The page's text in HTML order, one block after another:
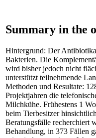
Summary in the
Hintergrund: Der
Bakterien. Die
wird bisher jedoch nicht
unterstützt teilnehmende
Methoden und Resultate:
Projektjahren die
Milchkühe. Frühestens 1
beim Tierbesitzer
Beratungsfälle recherchiert
Behandlung, in 373 Fällen